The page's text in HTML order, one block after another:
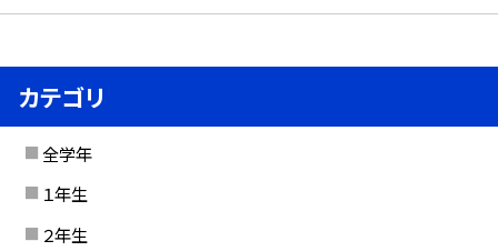
カテゴリ
全学年
１年生
２年生